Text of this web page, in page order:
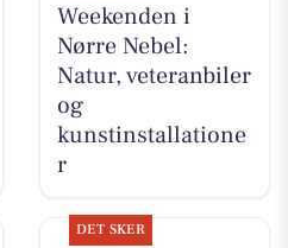
Weekenden i
Nørre Nebel:
Natur, veteranbiler
og
kunstinstallatione
r
DET SKER